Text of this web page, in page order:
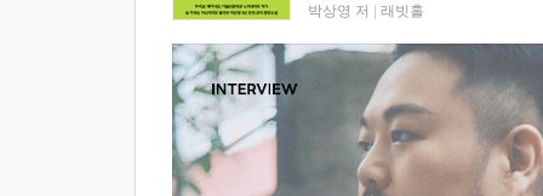
박상영 저 래빗홀